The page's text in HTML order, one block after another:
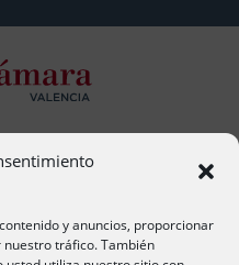
y anuncios, proporcionar
tráfico. También
212